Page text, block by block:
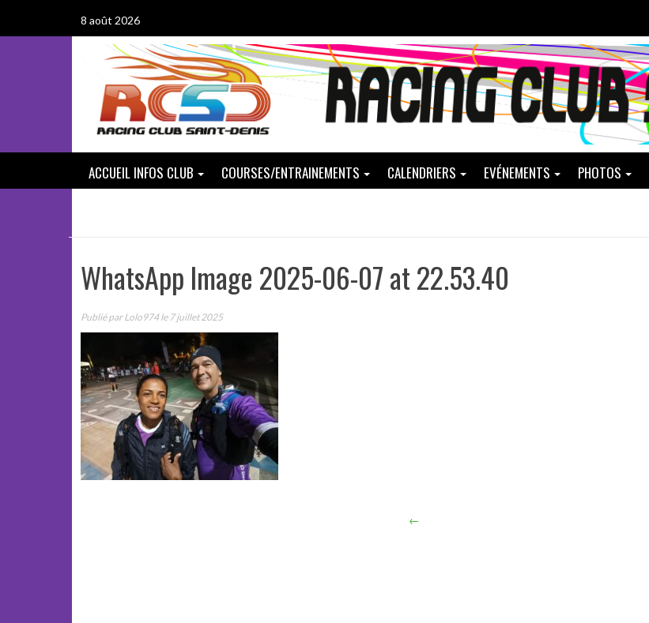
contenu
8 août 2026
ACCUEIL INFOS CLUB COURSES/ENTRAINEMENTS CALENDRIERS EVÉNEMENTS PHOTOS
WhatsApp Image 2025-06-07 at 22.53.40
Publié parLolo974 le 7 juillet 2025
←